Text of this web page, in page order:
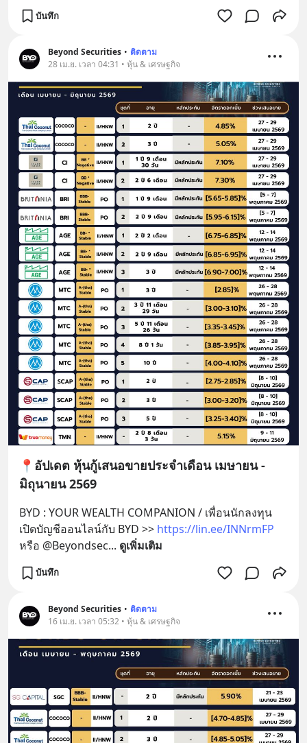
บันทึก
Beyond Securities • ติดตาม
28 เม.ย. เวลา 04:31 • หุ้น & เศรษฐกิจ
📍อัปเดต หุ้นกู้เสนอขายประจำเดือน เมษายน -
มิถุนายน 2569
BYD : YOUR WEALTH COMPANION / เพื่อนนักลงทุน
เปิดบัญชีออนไลน์กับ BYD >> https://lin.ee/INNrmFP
หรือ @Beyondsec... ดูเพิ่มเติม
บันทึก
Beyond Securities • ติดตาม
16 เม.ย. เวลา 05:32 • หุ้น & เศรษฐกิจ